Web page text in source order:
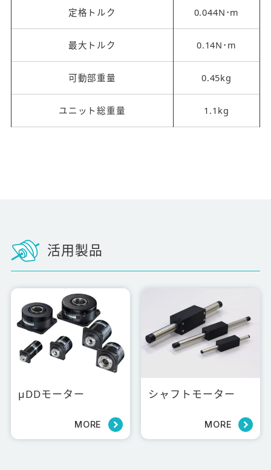
定格トルク 0.044N･m
最大トルク 0.14N･m
可動部重量 0.45kg
ユニット総重量 1.1kg
活用製品
μDDモーター
MORE
シャフトモーター
MORE